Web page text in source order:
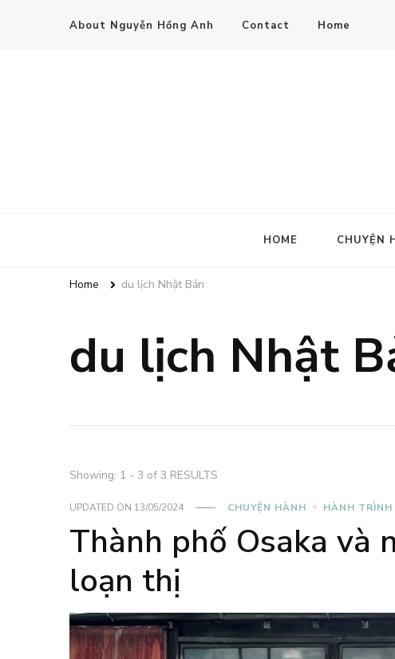
About Nguyễn Hồng Anh Contact Home
HOME CHUYỆN
Home du lịch Nhật Bản
du lịch Nhật
Showing: 1 - 3 of 3 RESULTS
UPDATED ON 13/05/2024 CHUYỆN HÀNH HÀNH TRÌNH
Thành phố Osaka và
loạn thị